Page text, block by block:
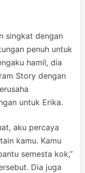
singkat dengan
penuh untuk
hamil, dia
Story dengan
untuk Erika.
aku percaya
kamu. Kamu
semesta kok,”
Dia juga